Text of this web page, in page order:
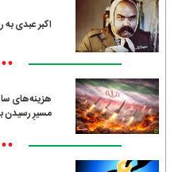
اکبر عبدی به
هزینه‌های
مسیرِ رسیدن